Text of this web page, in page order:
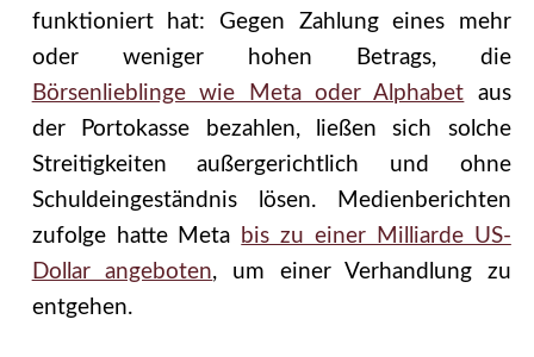
funktioniert hat: Gegen Zahlung eines mehr
oder weniger hohen Betrags, die
Börsenlieblinge wie Meta oder Alphabet aus
der Portokasse bezahlen, ließen sich solche
Streitigkeiten außergerichtlich und ohne
Schuldeingeständnis lösen. Medienberichten
zufolge hatte Meta bis zu einer Milliarde US-
Dollar angeboten, um einer Verhandlung zu
entgehen.